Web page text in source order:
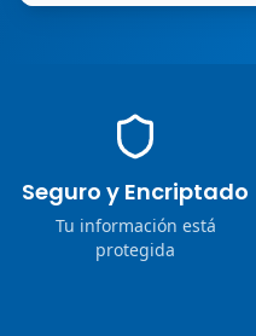
Seguro y Encriptado
Tu información está
protegida